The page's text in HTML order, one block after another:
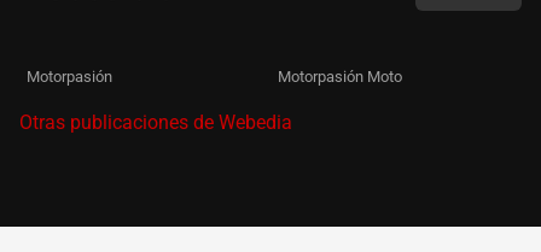
Motorpasión Motorpasión Moto
Otras publicaciones de Webedia